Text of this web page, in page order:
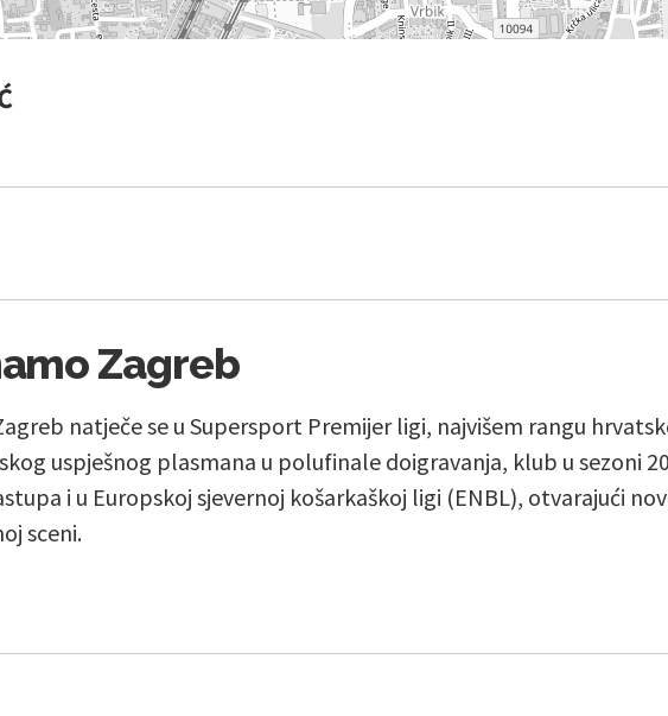
Zagreb
natječe se u Supersport Premijer ligi, najvišem rangu
uspješnog plasmana u polufinale doigravanja, klub u sezoni
i u Europskoj sjevernoj košarkaškoj ligi (ENBL), otvarajući
sceni.